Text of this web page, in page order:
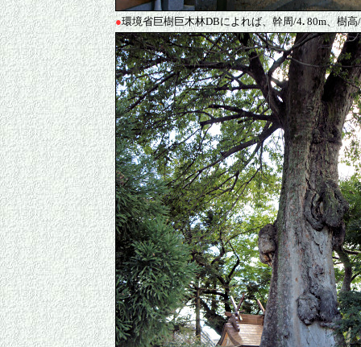
●環境省巨樹巨木林DBによれば、幹周/4.80m、樹高